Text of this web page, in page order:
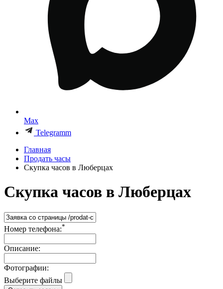
Max
Telegramm
Главная
Продать часы
Скупка часов в Люберцах
Скупка часов в Люберцах
Номер телефона:*
Описание:
Фотографии:
Выберите файлы